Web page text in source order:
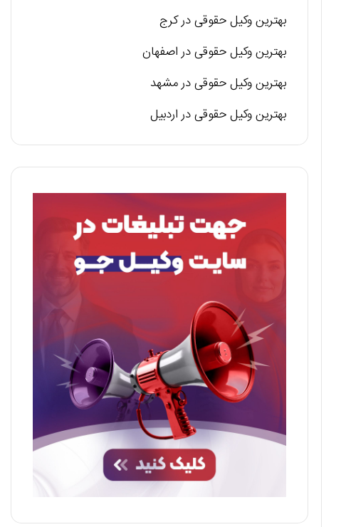
بهترین وکیل حقوقی در کرج
بهترین وکیل حقوقی در اصفهان
بهترین وکیل حقوقی در مشهد
بهترین وکیل حقوقی در اردبیل